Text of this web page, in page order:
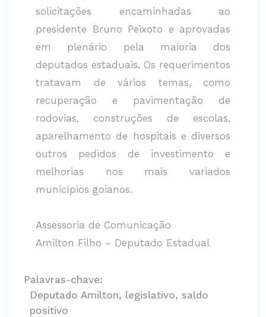
solicitações encaminhadas ao
presidente Bruno Peixoto e aprovadas
em plenário pela maioria dos
deputados estaduais. Os requerimentos
tratavam de vários temas, como
recuperação e pavimentação de
rodovias, construções de escolas,
aparelhamento de hospitais e diversos
outros pedidos de investimento e
melhorias nos mais variados
municípios goianos.
Assessoria de Comunicação
Amilton Filho - Deputado Estadual
Palavras-chave:
Deputado Amilton, legislativo, saldo
positivo